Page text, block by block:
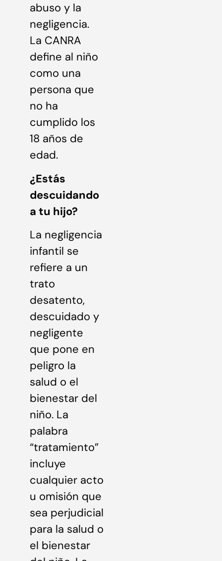
abuso y la
negligencia.
La CANRA
define al niño
como una
persona que
no ha
cumplido los
18 años de
edad.
¿Estás
descuidando
a tu hijo?
La negligencia
infantil se
refiere a un
trato
desatento,
descuidado y
negligente
que pone en
peligro la
salud o el
bienestar del
niño. La
palabra
“tratamiento”
incluye
cualquier acto
u omisión que
sea perjudicial
para la salud o
el bienestar